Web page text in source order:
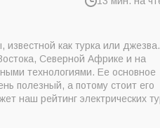
как турка или джезва.
Северной Африке и на
технологиями. Ее основное
полезный, а потому стоит его
наш рейтинг электрических